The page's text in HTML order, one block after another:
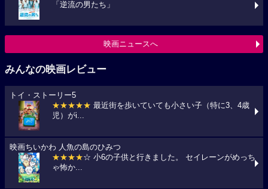
「逆流の男たち」
映画ニュースへ
みんなの映画レビュー
トイ・ストーリー5
★★★★★ 最近街を歩いていても小さい子（特に3、4歳
児）がi...
映画ちいかわ 人魚の島のひみつ
★★★★☆ 小6の子供と行きました。 セイレーンがめっち
ゃ怖か...